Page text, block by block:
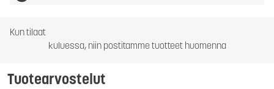
Kun tilaat
kuluessa, niin postitamme tuotteet huomenna
Tuotearvostelut